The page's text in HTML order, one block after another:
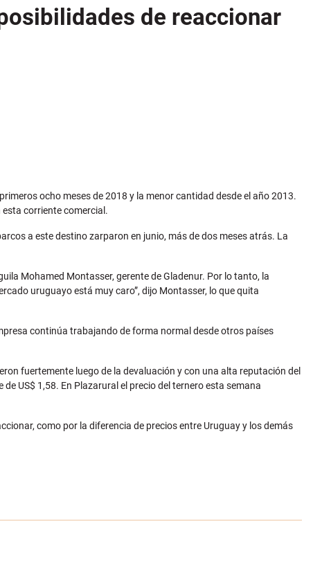
de reaccionar
ocho meses de 2018 y la menor cantidad desde el año 2013.
corriente comercial.
a este destino zarparon en junio, más de dos meses atrás. La
Mohamed Montasser, gerente de Gladenur. Por lo tanto, la
uruguayo está muy caro”, dijo Montasser, lo que quita
continúa trabajando de forma normal desde otros países
fuertemente luego de la devaluación y con una alta reputación del
US$ 1,58. En Plazarural el precio del ternero esta semana
como por la diferencia de precios entre Uruguay y los demás